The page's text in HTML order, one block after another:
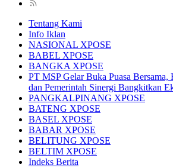
Tentang Kami
Info Iklan
NASIONAL XPOSE
BABEL XPOSE
BANGKA XPOSE
PT MSP Gelar Buka Puasa
dan Pemerintah Sinergi Bangkitkan
PANGKALPINANG XPOSE
BATENG XPOSE
BASEL XPOSE
BABAR XPOSE
BELITUNG XPOSE
BELTIM XPOSE
Indeks Berita